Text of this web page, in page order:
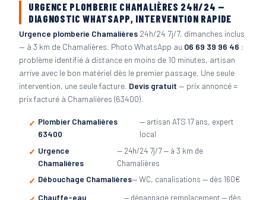
URGENCE PLOMBERIE CHAMALIÈRES 24H/24 —
DIAGNOSTIC WHATSAPP, INTERVENTION RAPIDE
Urgence plomberie Chamalières 24h/24 7j/7, dimanches inclus
— à 3 km de Chamalières. Photo WhatsApp au 06 69 39 96 46 :
problème identifié à distance en moins de 10 minutes, artisan
arrive avec le bon matériel dès le premier passage. Une seule
intervention, une seule facture. Devis gratuit — prix annoncé =
prix facturé à Chamalières (63400).
Plombier Chamalières
63400
— artisan ATS 17 ans, expert
local
Urgence
Chamalières
— 24h/24 7j/7 — à 3 km de
Chamalières
Débouchage Chamalières— WC, canalisations — dès 160€
Chauffe-eau
— dépannage remplacement — dès